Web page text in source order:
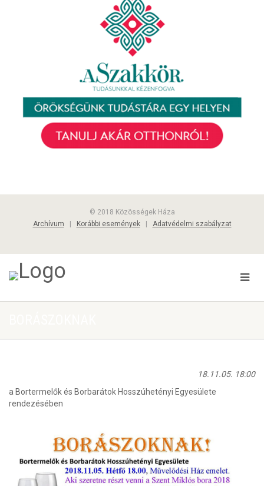
© 2018 Közösségek Háza
Archívum
Korábbi események| Adatvédelmi szabályzat
18.11.05. 18:00
a Bortermelők és Borbarátok Hosszúhetényi Egyesülete
rendezésében